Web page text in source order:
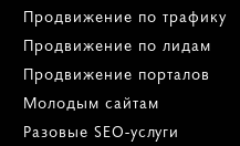
Продвижение по трафику
Продвижение по лидам
Продвижение порталов
Молодым сайтам
Разовые SEO-услуги